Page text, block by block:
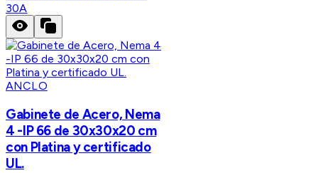
30A
ANCLO
Gabinete de Acero, Nema
4 -IP 66 de 30x30x20 cm
con Platina y certificado
UL.